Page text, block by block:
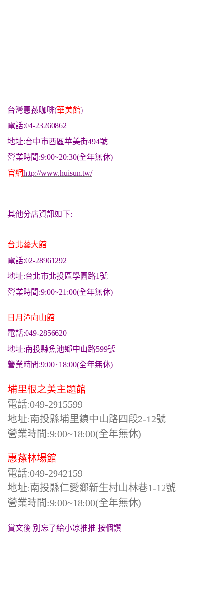
台灣惠蓀咖啡(華美館)
電話:04-23260862
地址:台中市西區華美街494號
營業時間:9:00~20:30(全年無休)
官網http://www.huisun.tw/
其他分店資訊如下:
台北藝大館
電話:02-28961292
地址:台北市北投區學園路1號
營業時間:9:00~21:00(全年無休)
日月潭向山館
電話:049-2856620
地址:南投縣魚池鄉中山路599號
營業時間:9:00~18:00(全年無休)
埔里根之美主題館
電話:049-2915599
地址:南投縣埔里鎮中山路四段2-12號
營業時間:9:00~18:00(全年無休)
惠蓀林場館
電話:049-2942159
地址:南投縣仁愛鄉新生村山林巷1-12號
營業時間:9:00~18:00(全年無休)
賞文後 別忘了給小凉推推 按個讚